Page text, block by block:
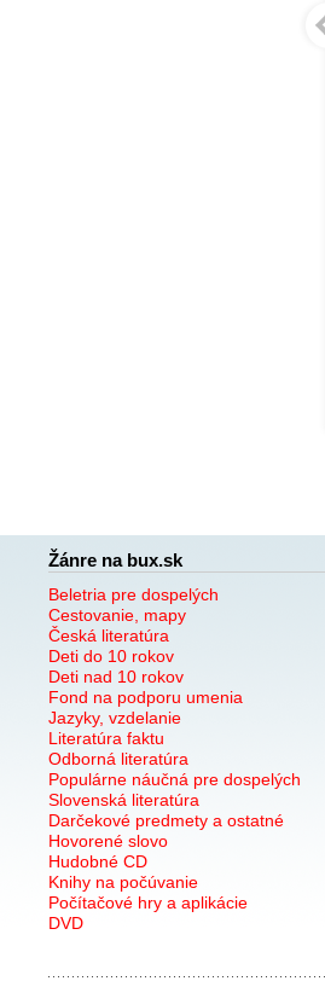
Žánre na bux.sk
Beletria pre dospelých
Cestovanie, mapy
Česká literatúra
Deti do 10 rokov
Deti nad 10 rokov
Fond na podporu umenia
Jazyky, vzdelanie
Literatúra faktu
Odborná literatúra
Populárne náučná pre dospelých
Slovenská literatúra
Darčekové predmety a ostatné
Hovorené slovo
Hudobné CD
Knihy na počúvanie
Počítačové hry a aplikácie
DVD